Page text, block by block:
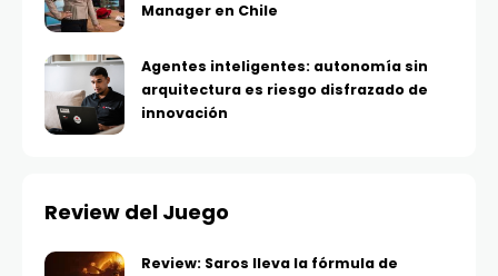
Manager en Chile
Agentes inteligentes: autonomía sin
arquitectura es riesgo disfrazado de
innovación
Review del Juego
Review: Saros lleva la fórmula de